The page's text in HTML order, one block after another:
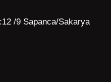
/9 Sapanca/Sakarya